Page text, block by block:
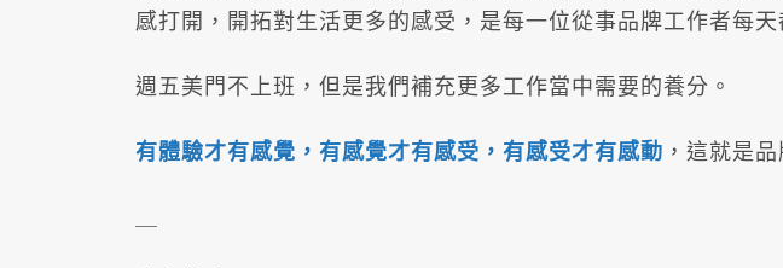
感打開，開拓對生活更多的感受，是每一位從事品牌工作者每天
週五美門不上班，但是我們補充更多工作當中需要的養分。
有體驗才有感覺，有感覺才有感受，有感受才有感動 ，這就是